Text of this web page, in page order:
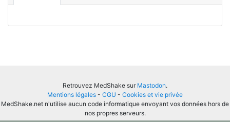
Retrouvez MedShake sur Mastodon.
Mentions légales - CGU - Cookies et vie privée
MedShake.net n'utilise aucun code informatique envoyant vos données hors de
nos propres serveurs.